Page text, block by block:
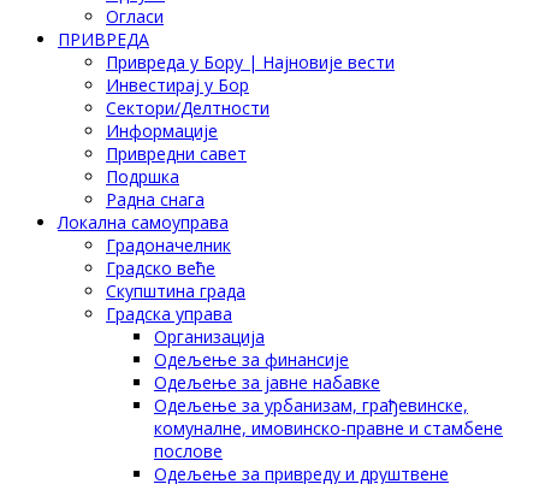
Огласи
ПРИВРЕДА
Привреда у Бору | Најновије вести
Инвестирај у Бор
Сектори/Делтности
Информације
Привредни савет
Подршка
Радна снага
Локална самоуправа
Градоначелник
Градско веће
Скупштина града
Градска управа
Организација
Одељење за финансије
Одељење за јавне набавке
Одељење за урбанизам, грађевинске,
комуналне, имовинско-правне и стамбене
послове
Одељење за привреду и друштвене